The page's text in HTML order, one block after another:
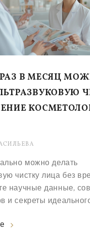
В МЕСЯЦ
можно делать
чистку лица без
научные данные,
и секреты